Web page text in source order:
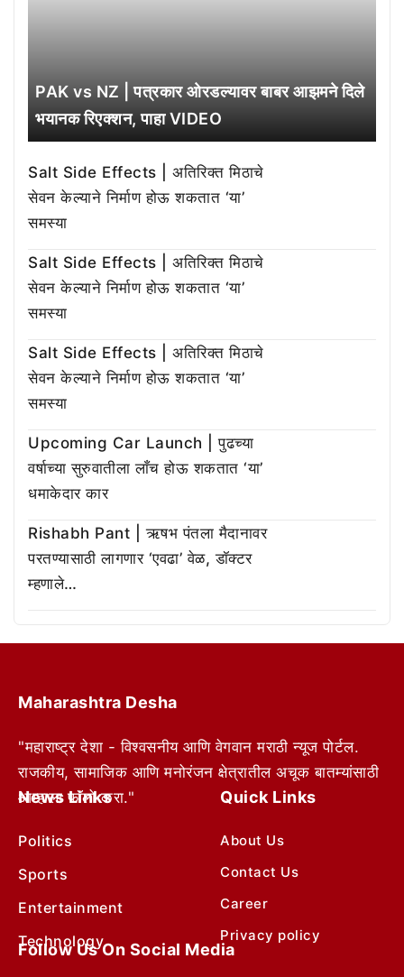
PAK vs NZ | पत्रकार ओरडल्यावर बाबर आझमने दिले
भयानक रिएक्शन, पाहा VIDEO
Salt Side Effects | अतिरिक्त मिठाचे
सेवन केल्याने निर्माण होऊ शकतात ‘या’
समस्या
Salt Side Effects | अतिरिक्त मिठाचे
सेवन केल्याने निर्माण होऊ शकतात ‘या’
समस्या
Salt Side Effects | अतिरिक्त मिठाचे
सेवन केल्याने निर्माण होऊ शकतात ‘या’
समस्या
Upcoming Car Launch | पुढच्या
वर्षाच्या सुरुवातीला लाँच होऊ शकतात ‘या’
धमाकेदार कार
Rishabh Pant | ऋषभ पंतला मैदानावर
परतण्यासाठी लागणार ‘एवढा’ वेळ, डॉक्टर
म्हणाले…
Maharashtra Desha
"महाराष्ट्र देशा - विश्वसनीय आणि वेगवान मराठी न्यूज पोर्टल.
राजकीय, सामाजिक आणि मनोरंजन क्षेत्रातील अचूक बातम्यांसाठी
आम्हाला फॉलो करा."
News Links
Politics
Sports
Entertainment
Technology
Quick Links
About Us
Contact Us
Career
Privacy policy
Follow Us On Social Media